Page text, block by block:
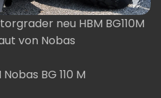
neu HBM BG110M
von Nobas
Nobas BG 110 M